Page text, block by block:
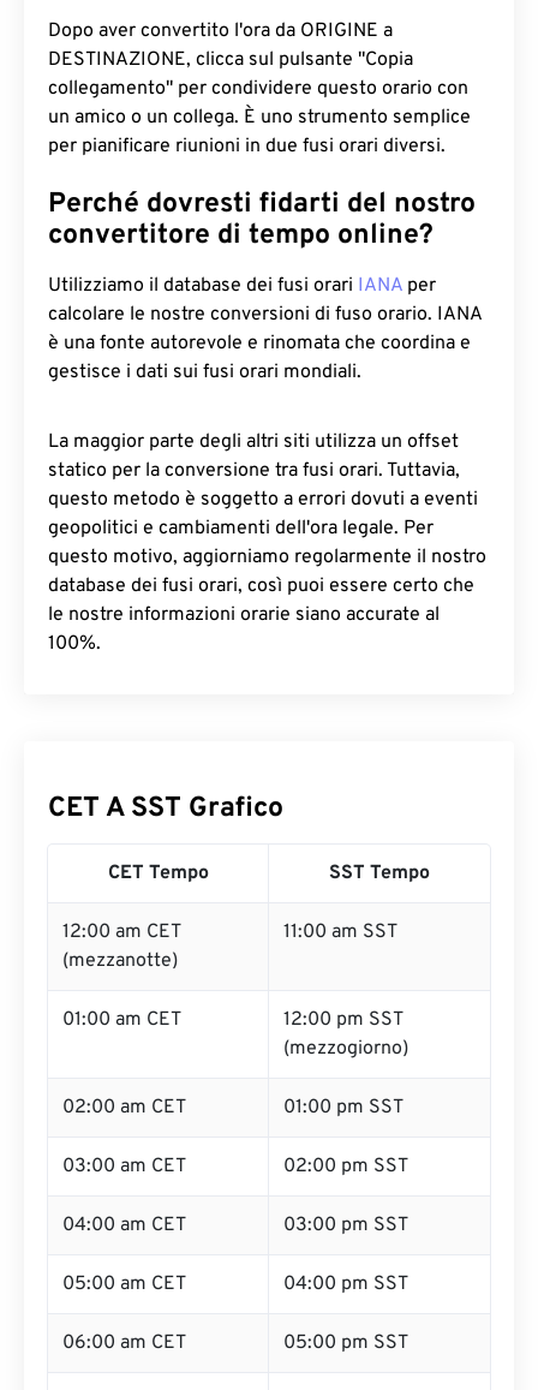
Dopo aver convertito l'ora da ORIGINE a
DESTINAZIONE, clicca sul pulsante "Copia
collegamento" per condividere questo orario con
un amico o un collega. È uno strumento semplice
per pianificare riunioni in due fusi orari diversi.
Perché dovresti fidarti del nostro
convertitore di tempo online?
Utilizziamo il database dei fusi orari IANA per
calcolare le nostre conversioni di fuso orario. IANA
è una fonte autorevole e rinomata che coordina e
gestisce i dati sui fusi orari mondiali.
La maggior parte degli altri siti utilizza un offset
statico per la conversione tra fusi orari. Tuttavia,
questo metodo è soggetto a errori dovuti a eventi
geopolitici e cambiamenti dell'ora legale. Per
questo motivo, aggiorniamo regolarmente il nostro
database dei fusi orari, così puoi essere certo che
le nostre informazioni orarie siano accurate al
100%.
CET A SST Grafico
CET Tempo SST Tempo
12:00 am CET
(mezzanotte)
11:00 am SST
01:00 am CET
12:00 pm SST
(mezzogiorno)
02:00 am CET 01:00 pm SST
03:00 am CET 02:00 pm SST
04:00 am CET 03:00 pm SST
05:00 am CET 04:00 pm SST
06:00 am CET 05:00 pm SST